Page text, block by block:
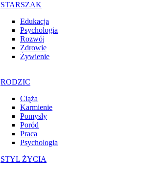
STARSZAK
Edukacja
Psychologia
Rozwój
Zdrowie
Żywienie
RODZIC
Ciąża
Karmienie
Pomysły
Poród
Praca
Psychologia
STYL ŻYCIA